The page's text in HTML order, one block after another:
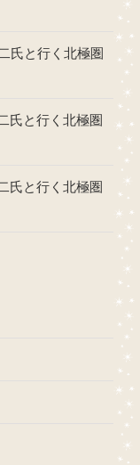
氏と行く北極圏
氏と行く北極圏
氏と行く北極圏